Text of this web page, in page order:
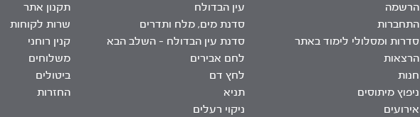
הרשמה
התחברות
סדרות ומסלולי לימוד באתר
הרצאות
חנות
ניפוץ מיתוסים
אירועים
עין הבדולח
סדנת מים, מלח ותדרים
סדנת עין הבדולח – השלב הבא
לחם אבירים
לחץ דם
תניא
ניקוי רעלים
תקנון אתר
שרות לקוחות
קנין רוחני
משלוחים
ביטולים
החזרות